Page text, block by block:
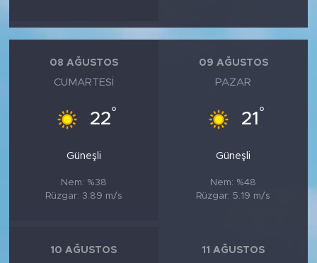
08 AĞUSTOS
CUMARTESI
22°
Güneşli
Nem: %38
Rüzgar: 3.89 m/s
09 AĞUSTOS
PAZAR
21 °
Güneşli
Nem: %48
Rüzgar: 5.19 m/s
10 AĞUSTOS 11 AĞUSTOS